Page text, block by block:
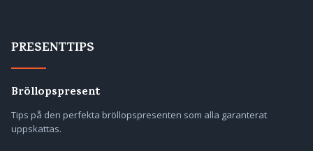
PRESENTTIPS
Bröllopspresent
Tips på den perfekta bröllopspresenten som alla garanterat
uppskattas.